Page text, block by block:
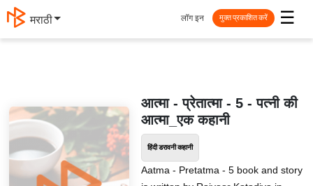
मराठी ☰
लॉग इन मुक्त प्रकाशित करें
आत्मा - प्रेतात्मा - 5 - पत्नी की
आत्मा_एक कहानी
हिंदी डरावनी कहानी
Aatma - Pretatma - 5 book and story